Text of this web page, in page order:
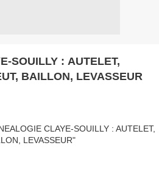
SOUILLY : AUTELET,
BAILLON, LEVASSEUR